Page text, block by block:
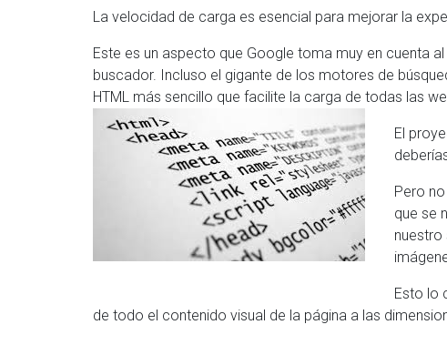
La velocidad de carga es esencial para mejorar la
Este es un aspecto que Google toma muy en cuenta
buscador. Incluso el gigante de los motores de
HTML más sencillo que facilite la carga de todas las
El
Pero
que se
nuestro
Esto lo
de todo el contenido visual de la página a las